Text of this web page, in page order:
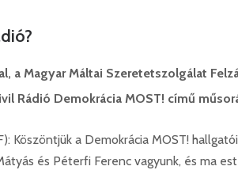
a Magyar Máltai Szeretetszolgálat
Rádió Demokrácia MOST! című
Köszöntjük a Demokrácia MOST!
és Péterfi Ferenc vagyunk, és ma